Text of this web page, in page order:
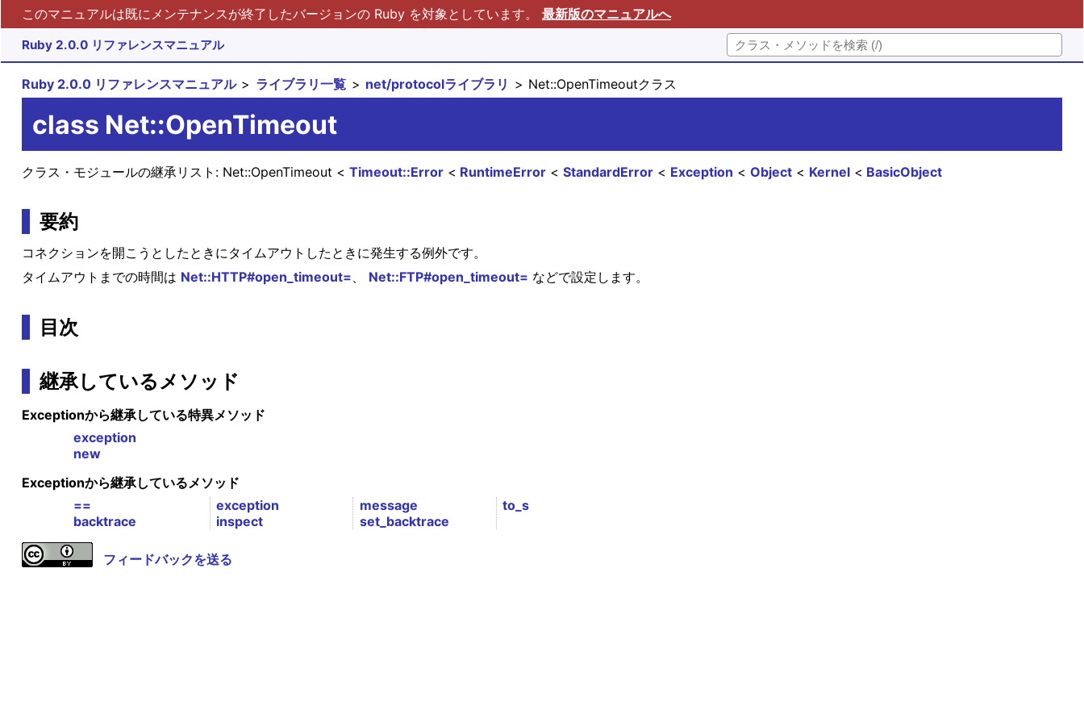
このマニュアルは既にメンテナンスが終了したバージョンの Ruby を対象としています。 最新版のマニュアルへ
Ruby 2.0.0 リファレンスマニュアル
Ruby 2.0.0 リファレンスマニュアル ライブラリ一覧 net/protocolライブラリ Net::OpenTimeoutクラス
class Net::OpenTimeout
クラス・モジュールの継承リスト: BasicObject
Kernel
Object
Exception
StandardError
RuntimeError
Timeout::Error
Net::OpenTimeout
要約
コネクションを開こうとしたときにタイムアウトしたときに発生する例外です。
タイムアウトまでの時間は Net::HTTP#open_timeout=、 Net::FTP#open_timeout= などで設定します。
目次
継承しているメソッド
Exceptionから継承している特異メソッド
exception
new
Exceptionから継承しているメソッド
==
backtrace
exception
inspect
message
set_backtrace
to_s
フィードバックを送る